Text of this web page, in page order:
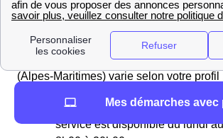
📞 Professionnels
du lundi au
Le numéro pour entrer en contact avec
(Alpes-Maritimes) varie selon votre profil
Pour les particuliers,composez
service est disponible du lundi
Mes démarches